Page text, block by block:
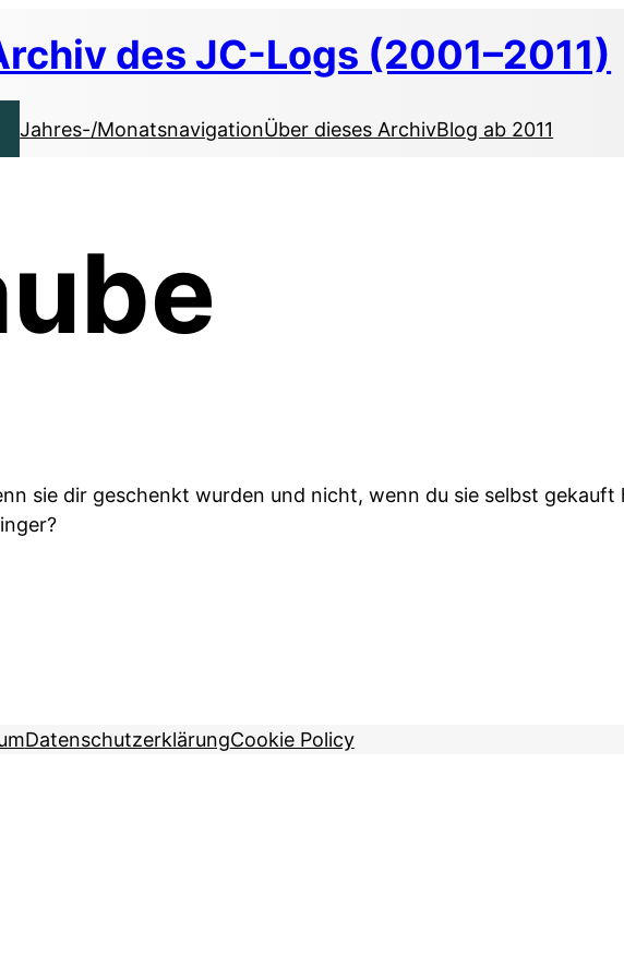
des JC-Logs (2001–2011)
Jahres-/MonatsnavigationÜber dieses ArchivBlog ab 2011
sie dir geschenkt wurden und nicht, wenn du sie selbst
DatenschutzerklärungCookie Policy